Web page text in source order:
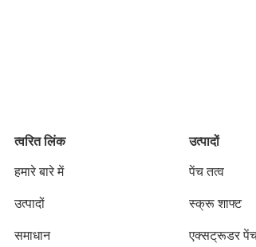
त्वरित लिंक
हमारे बारे में
उत्पादों
समाधान
उत्पादों
पेंच तत्व
स्क्रू शाफ्ट
एक्सट्रूडर